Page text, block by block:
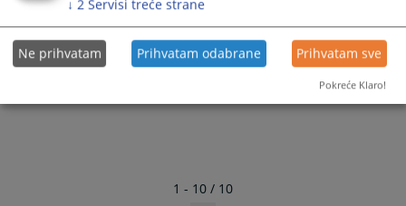
1 - 10 / 10
↓ 2 Servisi treće strane
Ne prihvatam Prihvatam odabrane Prihvatam sve
Pokreće Klaro!